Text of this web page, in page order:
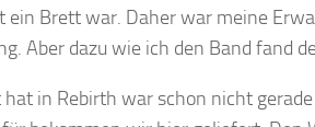
Brett war. Daher war meine
Aber dazu wie ich den Band fand
in Rebirth war schon nicht